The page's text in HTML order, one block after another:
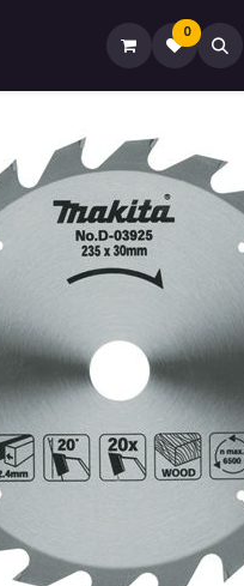
Contactez-nous💬
0